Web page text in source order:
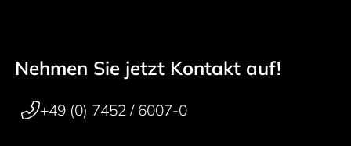
50 years
Footer navigation
Nehmen Sie jetzt Kontakt auf!
+49 (0) 7452 / 6007-0